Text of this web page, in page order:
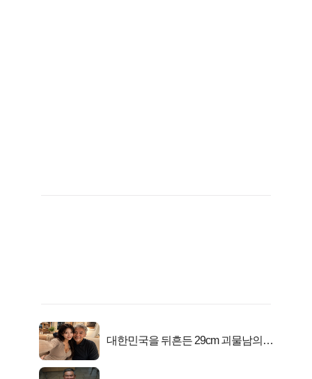
대한민국을 뒤흔든 29cm 괴물남의